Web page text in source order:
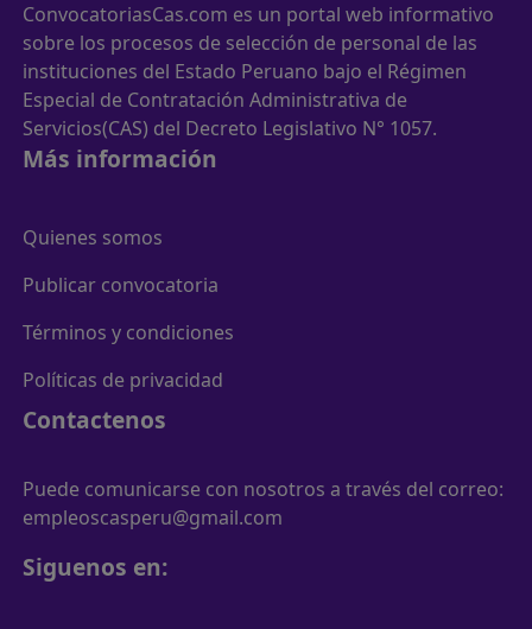
ConvocatoriasCas.com es un portal web informativo
sobre los procesos de selección de personal de las
instituciones del Estado Peruano bajo el Régimen
Especial de Contratación Administrativa de
Servicios(CAS) del Decreto Legislativo N° 1057.
Más información
Quienes somos
Publicar convocatoria
Términos y condiciones
Políticas de privacidad
Contactenos
Puede comunicarse con nosotros a través del correo:
empleoscasperu@gmail.com
Siguenos en: